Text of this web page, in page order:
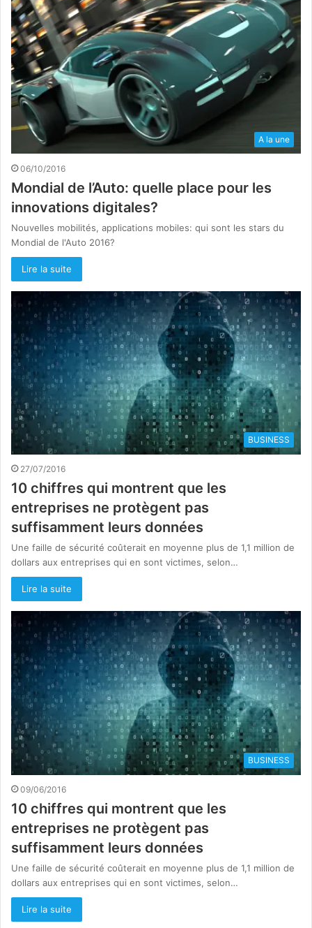
A la une
06/10/2016
Mondial de l’Auto: quelle place pour les
innovations digitales?
Nouvelles mobilités, applications mobiles: qui sont les stars du
Mondial de l'Auto 2016?
Lire la suite
BUSINESS
27/07/2016
10 chiffres qui montrent que les
entreprises ne protègent pas
suffisamment leurs données
Une faille de sécurité coûterait en moyenne plus de 1,1 million de
dollars aux entreprises qui en sont victimes, selon…
Lire la suite
BUSINESS
09/06/2016
10 chiffres qui montrent que les
entreprises ne protègent pas
suffisamment leurs données
Une faille de sécurité coûterait en moyenne plus de 1,1 million de
dollars aux entreprises qui en sont victimes, selon…
Lire la suite